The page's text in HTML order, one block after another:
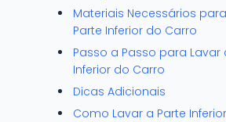
Materiais Necessários
Parte Inferior do Carro
Passo a Passo para Lavar
Inferior do Carro
Dicas Adicionais
Como Lavar a Parte